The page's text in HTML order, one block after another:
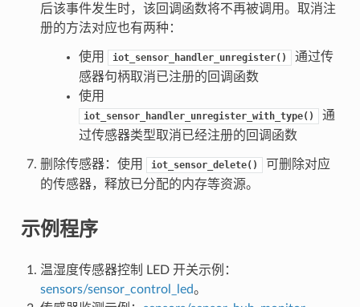
后该事件发生时，该回调函数将不再被调用。取消注
册的方法对应也有两种：
使用 iot_sensor_handler_unregister()
通过传
感器句柄取消已注册的回调函数
使用
iot_sensor_handler_unregister_with_type()
通
过传感器类型取消已经注册的回调函数
删除传感器：使用 iot_sensor_delete()
可删除对应
的传感器，释放已分配的内存等资源。
示例程序
温湿度传感器控制 LED 开关示例：
sensors/sensor_control_led。